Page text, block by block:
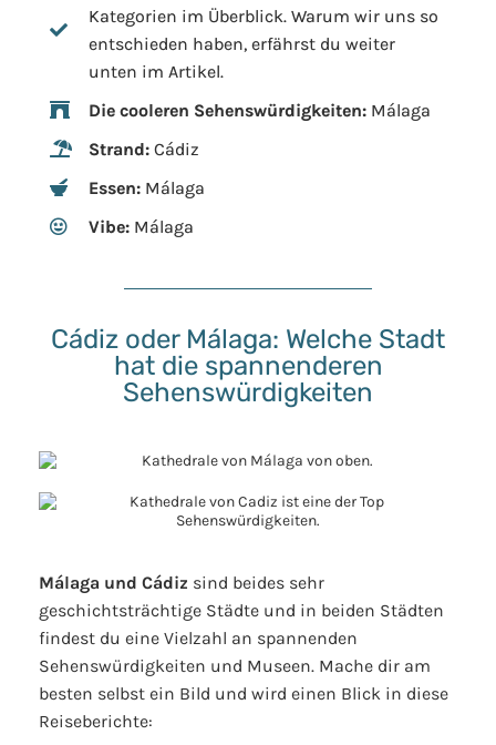
Kategorien im Überblick. Warum wir uns so
entschieden haben, erfährst du weiter
unten im Artikel.
Die cooleren Sehenswürdigkeiten: Málaga
Strand: Cádiz
Essen: Málaga
Vibe: Málaga
Cádiz oder Málaga: Welche Stadt
hat die spannenderen
Sehenswürdigkeiten
Málaga und Cádiz sind beides sehr
geschichtsträchtige Städte und in beiden Städten
findest du eine Vielzahl an spannenden
Sehenswürdigkeiten und Museen. Mache dir am
besten selbst ein Bild und wird einen Blick in diese
Reiseberichte: